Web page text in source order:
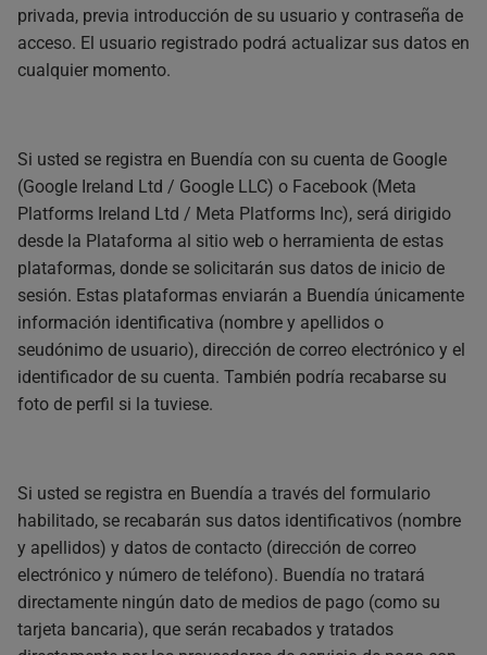
privada, previa introducción de su usuario y contraseña de
acceso. El usuario registrado podrá actualizar sus datos en
cualquier momento.
Si usted se registra en Buendía con su cuenta de Google
(Google Ireland Ltd / Google LLC) o Facebook (Meta
Platforms Ireland Ltd / Meta Platforms Inc), será dirigido
desde la Plataforma al sitio web o herramienta de estas
plataformas, donde se solicitarán sus datos de inicio de
sesión. Estas plataformas enviarán a Buendía únicamente
información identificativa (nombre y apellidos o
seudónimo de usuario), dirección de correo electrónico y el
identificador de su cuenta. También podría recabarse su
foto de perfil si la tuviese.
Si usted se registra en Buendía a través del formulario
habilitado, se recabarán sus datos identificativos (nombre
y apellidos) y datos de contacto (dirección de correo
electrónico y número de teléfono). Buendía no tratará
directamente ningún dato de medios de pago (como su
tarjeta bancaria), que serán recabados y tratados